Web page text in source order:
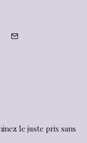
le juste prix sans